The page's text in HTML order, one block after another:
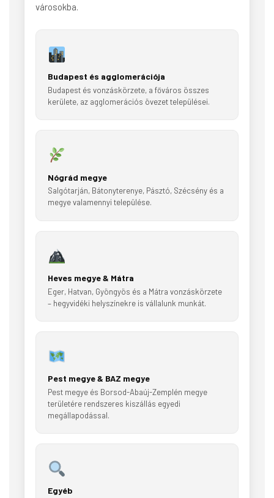
városokba.
Budapest és agglomerációja
Budapest és vonzáskörzete, a főváros összes
kerülete, az agglomerációs övezet települései.
Nógrád megye
Salgótarján, Bátonyterenye, Pásztó, Szécsény és a
megye valamennyi települése.
Heves megye & Mátra
Eger, Hatvan, Gyöngyös és a Mátra vonzáskörzete
– hegyvidéki helyszínekre is vállalunk munkát.
Pest megye & BAZ megye
Pest megye és Borsod-Abaúj-Zemplén megye
területére rendszeres kiszállás egyedi
megállapodással.
Egyéb